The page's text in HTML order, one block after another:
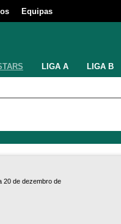
Equipas
LIGA A LIGA B
20 de dezembro de